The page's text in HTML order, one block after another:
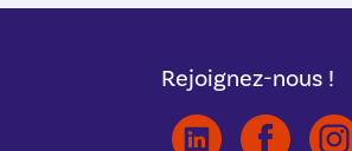
Rejoignez-nous !